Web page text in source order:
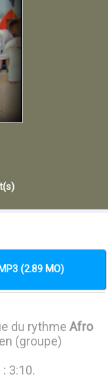
(2.89 MO)
du rythmeAfro
(groupe)
3:10.